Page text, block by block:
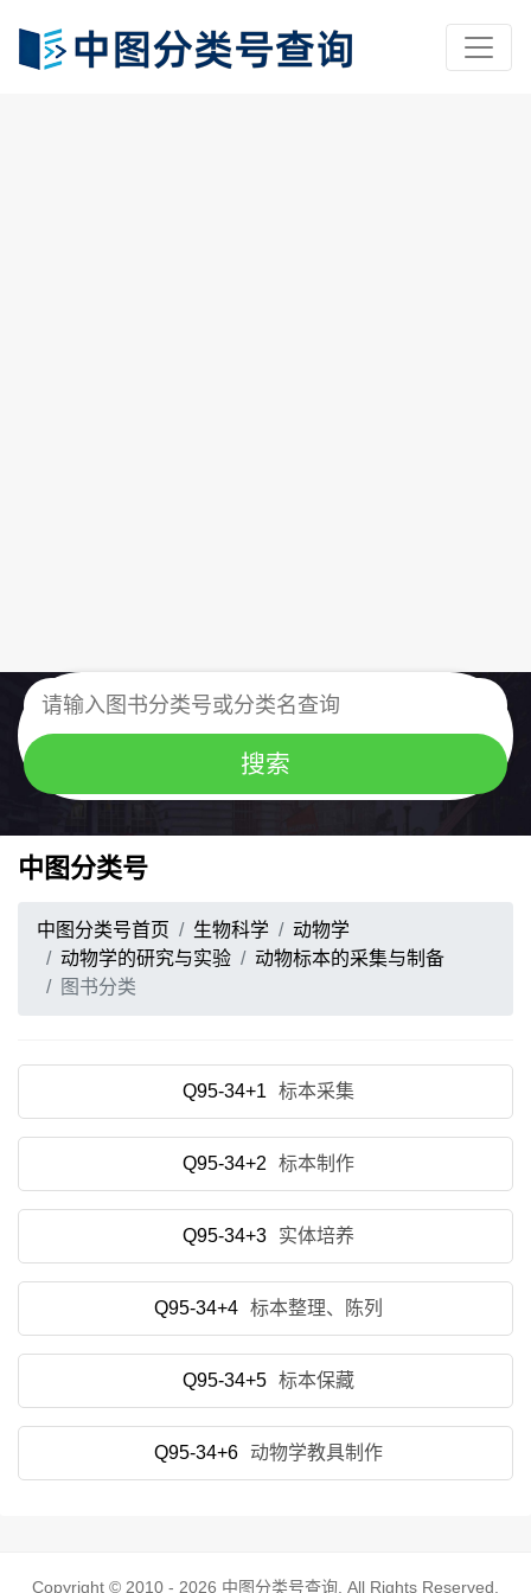
中图分类号
中图分类号首页 生物科学
动物学
动物学的研究与实验
动物标本的采集与制备
图书分类
Q95-34+1 标本采集
Q95-34+2 标本制作
Q95-34+3 实体培养
Q95-34+4 标本整理、陈列
Q95-34+5 标本保藏
Q95-34+6 动物学教具制作
Copyright © 2010 - 2026 中图分类号查询 . All Rights Reserved.